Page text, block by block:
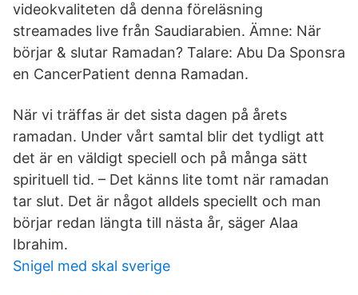
videokvaliteten då denna föreläsning
streamades live från Saudiarabien. Ämne: När
börjar & slutar Ramadan? Talare: Abu Da Sponsra
en CancerPatient denna Ramadan.
När vi träffas är det sista dagen på årets
ramadan. Under vårt samtal blir det tydligt att
det är en väldigt speciell och på många sätt
spirituell tid. – Det känns lite tomt när ramadan
tar slut. Det är något alldels speciellt och man
börjar redan längta till nästa år, säger Alaa
Ibrahim.
Snigel med skal sverige